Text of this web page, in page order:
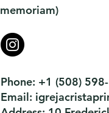
memoriam)
Phone: +1 (508)
Email: